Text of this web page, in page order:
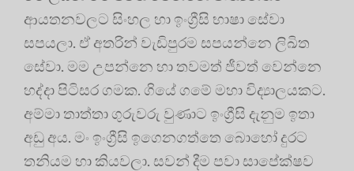
ආයතනවලට සිංහල හා ඉංග්‍රීසි භාෂා සේවා
සපයලා. ඒ අතරින් වැඩිපුරම සපයන්නෙ ලිඛිත
සේවා. මම උපන්නෙ හා තවමත් ජීවත් වෙන්නෙ
හද්දා පිටිසර ගමක. ගියේ ගමේ මහා විද්‍යාලයකට.
අම්මා තාත්තා ගුරුවරු වුණාට ඉංග්‍රීසි දැනුම ඉතා
අඩු අය. මං ඉංග්‍රීසි ඉගෙනගත්තෙ බොහෝ දුරට
තනියම හා කියවලා. සවන් දීම පවා සාපේක්ෂව